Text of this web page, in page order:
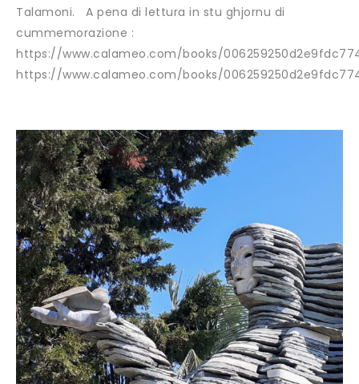
Talamoni. A pena di lettura in stu ghjornu di
cummemorazione :
https://www.calameo.com/books/
https://www.calameo.com/books/